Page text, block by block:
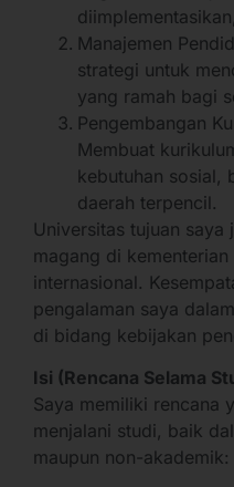
Manajemen
strategi untuk
yang ramah bagi
Pengembangan
Membuat
kebutuhan sosial,
daerah terpencil.
Universitas tujuan
magang di
internasional.
pengalaman saya
di bidang kebijakan
Isi (Rencana Selama
Saya memiliki rencana
menjalani studi, baik
maupun non-akademik: